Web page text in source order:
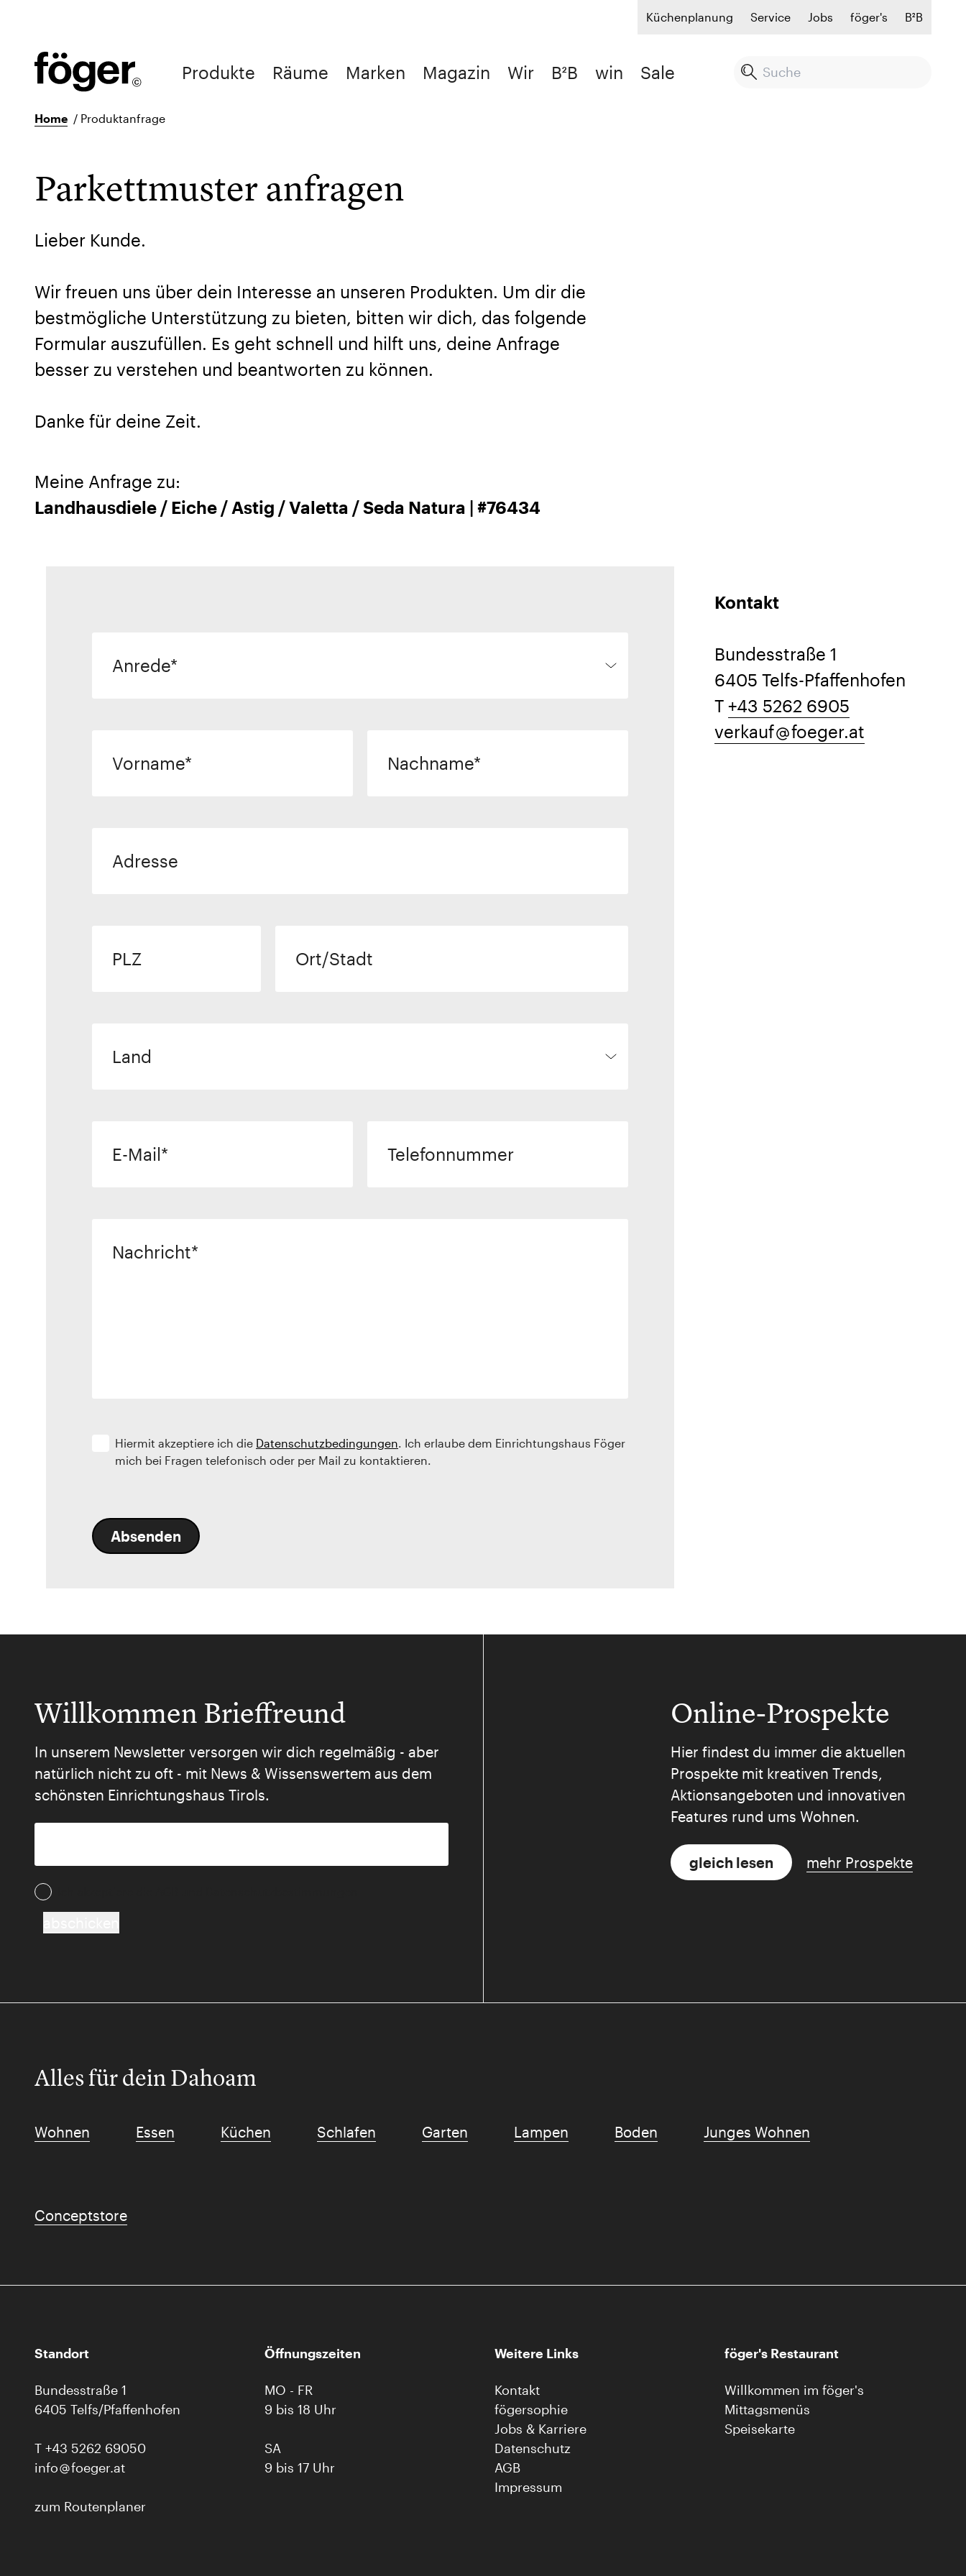
Küchenplanung Service Jobs föger's B²B
Produkte Räume Marken Magazin Wir B²B win Sale
Home / Produktanfrage
Parkettmuster anfragen
Lieber Kunde.
Wir freuen uns über dein Interesse an unseren Produkten. Um dir die
bestmögliche Unterstützung zu bieten, bitten wir dich, das folgende
Formular auszufüllen. Es geht schnell und hilft uns, deine Anfrage
besser zu verstehen und beantworten zu können.
Danke für deine Zeit.
Meine Anfrage zu:
Landhausdiele / Eiche / Astig / Valetta / Seda Natura | #76434
Anrede
Vorname Nachname
Adresse
PLZ Ort/Stadt
Land
E-Mail Telefonnummer
Nachricht
Hiermit akzeptiere ich die Datenschutzbedingungen. Ich erlaube dem Einrichtungshaus Föger
mich bei Fragen telefonisch oder per Mail zu kontaktieren.
Absenden
Kontakt
Bundesstraße 1
6405 Telfs-Pfaffenhofen
T +43 5262 6905
verkauf
foeger.at
Willkommen Brieffreund
In unserem Newsletter versorgen wir dich regelmäßig - aber
natürlich nicht zu oft - mit News & Wissenswertem aus dem
schönsten Einrichtungshaus Tirols.
Online-Prospekte
Hier findest du immer die aktuellen
Prospekte mit kreativen Trends,
Aktionsangeboten und innovativen
Features rund ums Wohnen.
gleich lesen mehr Prospekte
Alles für dein Dahoam
Wohnen Essen Küchen Schlafen Garten Lampen Boden Junges Wohnen
Conceptstore
Standort
Bundesstraße 1
6405 Telfs/Pfaffenhofen
T +43 5262 69050
info
foeger.at
zum Routenplaner
Öffnungszeiten
MO - FR
9 bis 18 Uhr
SA
9 bis 17 Uhr
Weitere Links
Kontakt
fögersophie
Jobs & Karriere
Datenschutz
AGB
Impressum
föger's Restaurant
Willkommen im föger's
Mittagsmenüs
Speisekarte